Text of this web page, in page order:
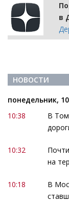
в
НОВОСТИ
понедельник,
10:38
В
10:32
на
10:18
В